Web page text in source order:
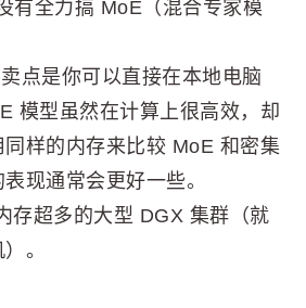
有全力搞 MoE（混合专家模
点是你可以直接在本地电脑
模型虽然在计算上很高效，却
同样的内存来比较 MoE 和密集
现通常会更好一些。
存超多的大型 DGX 集群（就
。